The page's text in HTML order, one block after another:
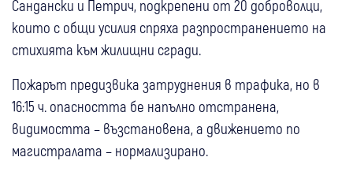
Сандански и Петрич, подкрепени от 20 доброволци,
които с общи усилия спряха разпространението на
стихията към жилищни сгради.
Пожарът предизвика затруднения в трафика, но в
16:15 ч. опасността бе напълно отстранена,
видимостта – възстановена, а движението по
магистралата – нормализирано.